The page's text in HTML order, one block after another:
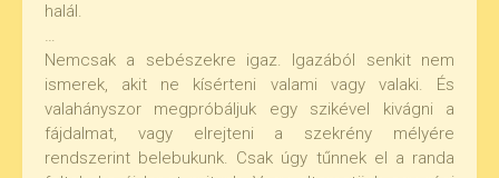
halál.
…
Nemcsak a sebészekre igaz. Igazából senkit nem
ismerek, akit ne kísérteni valami vagy valaki. És
valahányszor megpróbáljuk egy szikével kivágni a
fájdalmat, vagy elrejteni a szekrény mélyére
rendszerint belebukunk. Csak úgy tűnnek el a randa